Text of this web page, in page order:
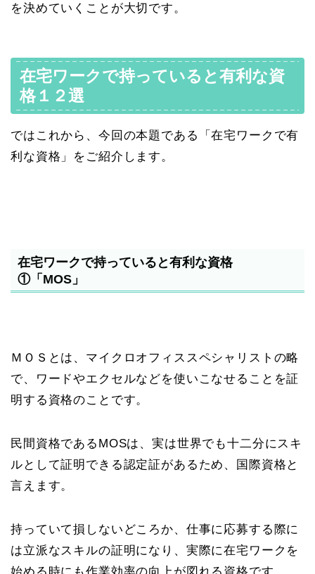
を決めていくことが大切です。
在宅ワークで持っていると有利な資
格１２選
ではこれから、今回の本題である「在宅ワークで有
利な資格」をご紹介します。
在宅ワークで持っていると有利な資格
①「MOS」
ＭＯＳとは、マイクロオフィススペシャリストの略
で、ワードやエクセルなどを使いこなせることを証
明する資格のことです。
民間資格であるMOSは、実は世界でも十二分にスキ
ルとして証明できる認定証があるため、国際資格と
言えます。
持っていて損しないどころか、仕事に応募する際に
は立派なスキルの証明になり、実際に在宅ワークを